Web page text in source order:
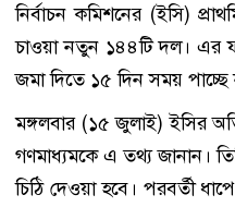
নির্বাচন কমিশনের (ইসি)
চাওয়া নতুন ১৪৪টি দল। এর
জমা দিতে ১৫ দিন সময়
মঙ্গলবার (১৫ জুলাই) ইসির
গণমাধ্যমকে এ তথ্য জানান।
চিঠি দেওয়া হবে। পরবর্তী